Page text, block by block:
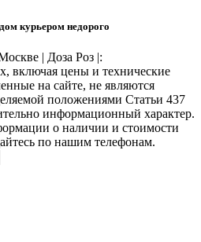
курьером недорого
| Доза Роз |:
включая цены и технические
на сайте, не являются
положениями Статьи 437
информационный характер.
о наличии и стоимости
по нашим телефонам.